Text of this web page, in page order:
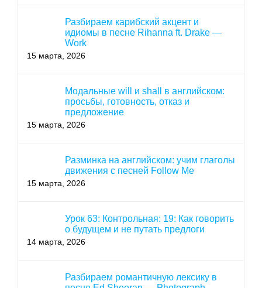
Разбираем карибский акцент и
идиомы в песне Rihanna ft. Drake —
Work
15 марта, 2026
Модальные will и shall в английском:
просьбы, готовность, отказ и
предложение
15 марта, 2026
Разминка на английском: учим глаголы
движения с песней Follow Me
15 марта, 2026
Урок 63: Контрольная: 19: Как говорить
о будущем и не путать предлоги
14 марта, 2026
Разбираем романтичную лексику в